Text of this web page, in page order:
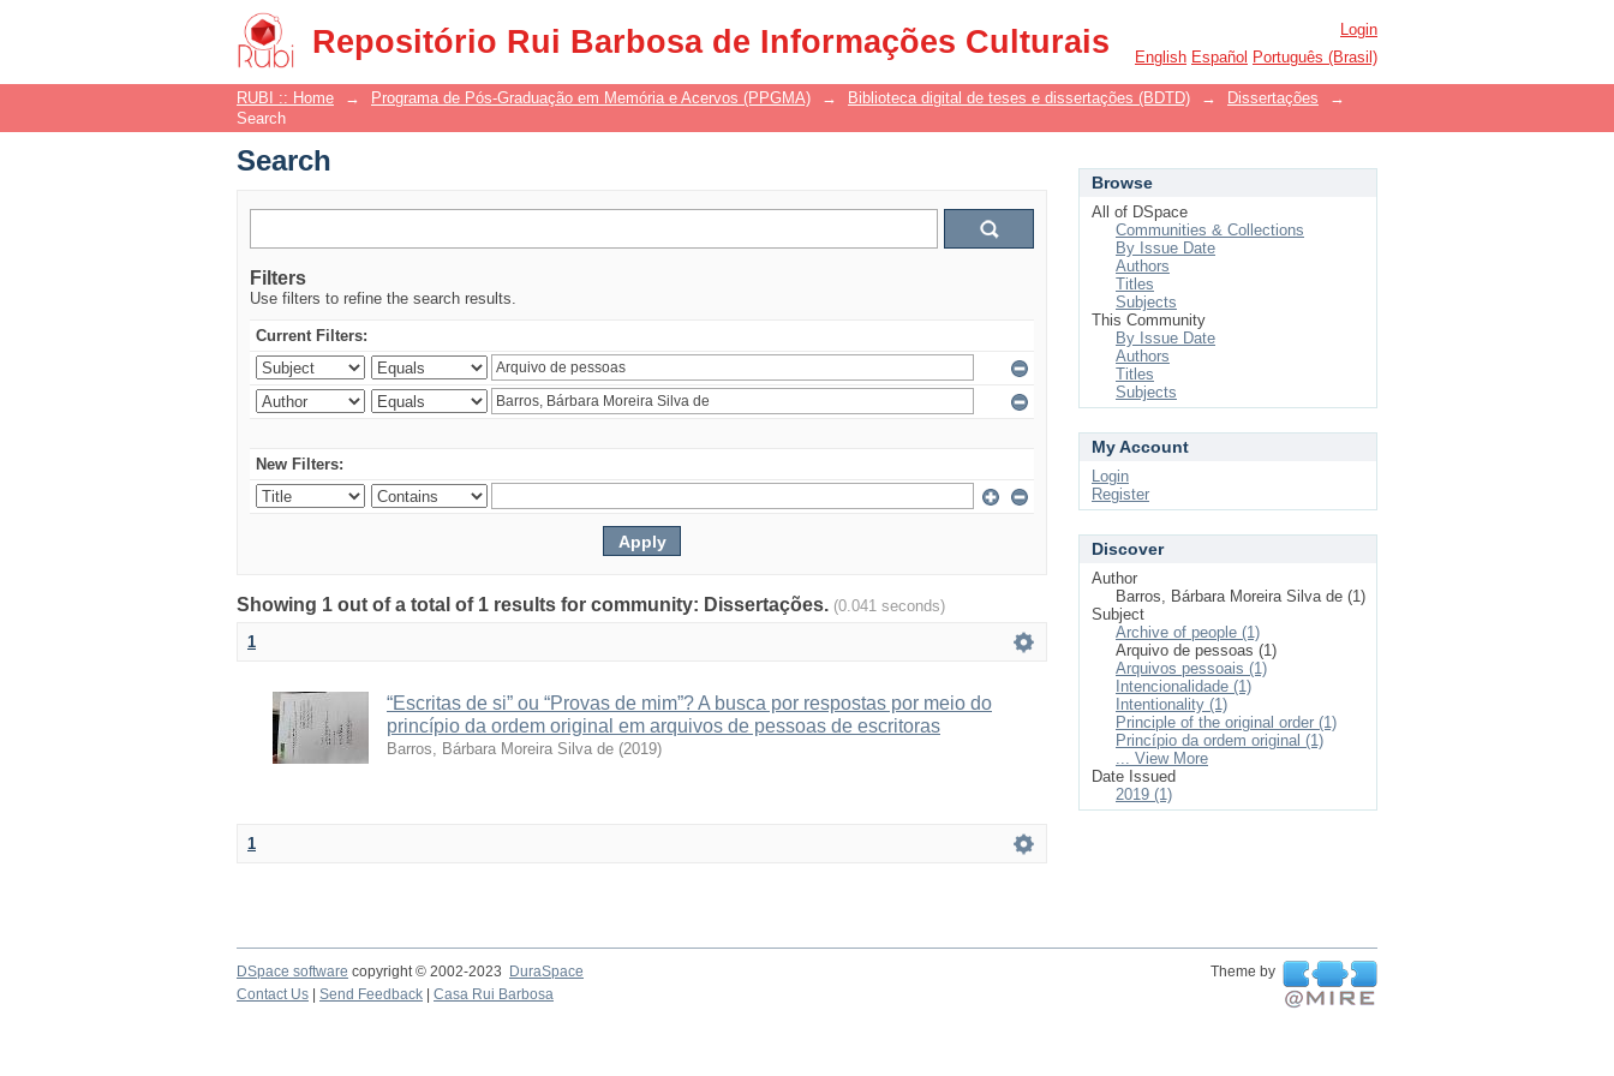
Repositório Rui Barbosa de Informações Culturais
Search
Login
English Español Português (Brasil)
RUBI :: Home → Programa de Pós-Graduação em Memória e Acervos (PPGMA) → Biblioteca digital de teses e dissertações (BDTD) → Dissertações
→
Search
Search
Filters
Use filters to refine the search results.
Current Filters:
New Filters:
Showing 1 out of a total of 1 results for community: Dissertações. (0.041 seconds)
1
“Escritas de si” ou “Provas de mim”? A busca por respostas por meio do
princípio da ordem original em arquivos de pessoas de escritoras
Barros, Bárbara Moreira Silva de (2019)
1
Browse
All of DSpace
Communities & Collections
By Issue Date
Authors
Titles
Subjects
This Community
By Issue Date
Authors
Titles
Subjects
My Account
Login
Register
Discover
Author
Barros, Bárbara Moreira Silva de (1)
Subject
Archive of people (1)
Arquivo de pessoas (1)
Arquivos pessoais (1)
Intencionalidade (1)
Intentionality (1)
Principle of the original order (1)
Princípio da ordem original (1)
... View More
Date Issued
2019 (1)
DSpace software copyright © 2002-2023 DuraSpace
Theme by
Contact Us
Send Feedback Casa Rui Barbosa